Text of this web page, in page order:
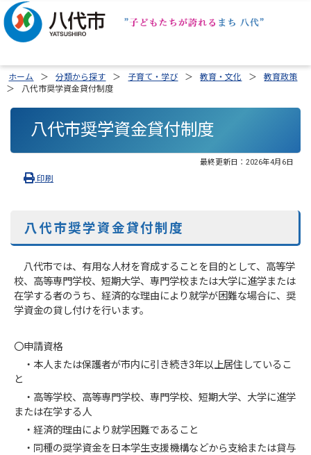
ホーム 分類から探す 子育て・学び 教育・文化
教育政策
八代市奨学資金貸付制度
八代市奨学資金貸付制度
最終更新日： 2026年4月6日
印刷
八代市奨学資金貸付制度
八代市では、有用な人材を育成することを目的として、高等学
校、高等専門学校、短期大学、専門学校または大学に進学または
在学する者のうち、経済的な理由により就学が困難な場合に、奨
学資金の貸し付けを行います。
〇申請資格
・本人または保護者が市内に引き続き3年以上居住しているこ
と
・高等学校、高等専門学校、専門学校、短期大学、大学に進学
または在学する人
・経済的理由により就学困難であること
・同種の奨学資金を日本学生支援機構などから支給または貸与